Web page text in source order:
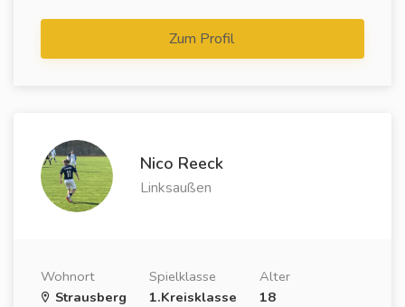
Zum Profil
Nico Reeck
Linksaußen
Wohnort
Strausberg
Spielklasse
1.Kreisklasse
Alter
18